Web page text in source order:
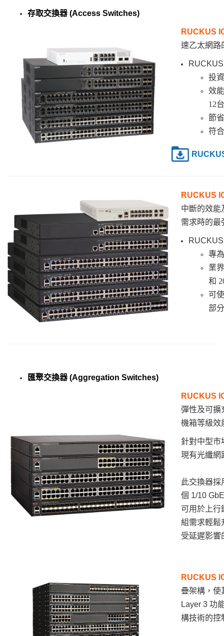
存取交換器 (Access Switches)
RUCKUS
速乙太網路
投
效
12
節
符
RUCKUS
中斷的效能
需求時的最
RUCKUS
專
業
和
可
部
匯聚交換器 (Aggregation Switches)
RUCKUS
彈性及可擴
機箱等級效
針對中型市
現有光纖網
此交換器
個 1/10
可用於上行
組需求輕鬆
受延遲影響
RUCKUS
疊架構，使
Layer 3 功
構技術的控